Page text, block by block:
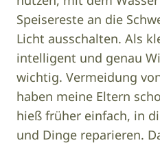
Speisereste an die
Licht ausschalten. Als
intelligent und genau
wichtig. Vermeidung
haben meine Eltern
hieß früher einfach, in
und Dinge reparieren.